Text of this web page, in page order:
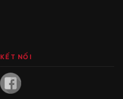
KẾT NỐI